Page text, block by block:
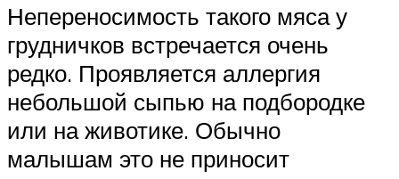
Непереносимость такого мяса у
грудничков встречается очень
редко. Проявляется аллергия
небольшой сыпью на подбородке
или на животике. Обычно
малышам это не приносит